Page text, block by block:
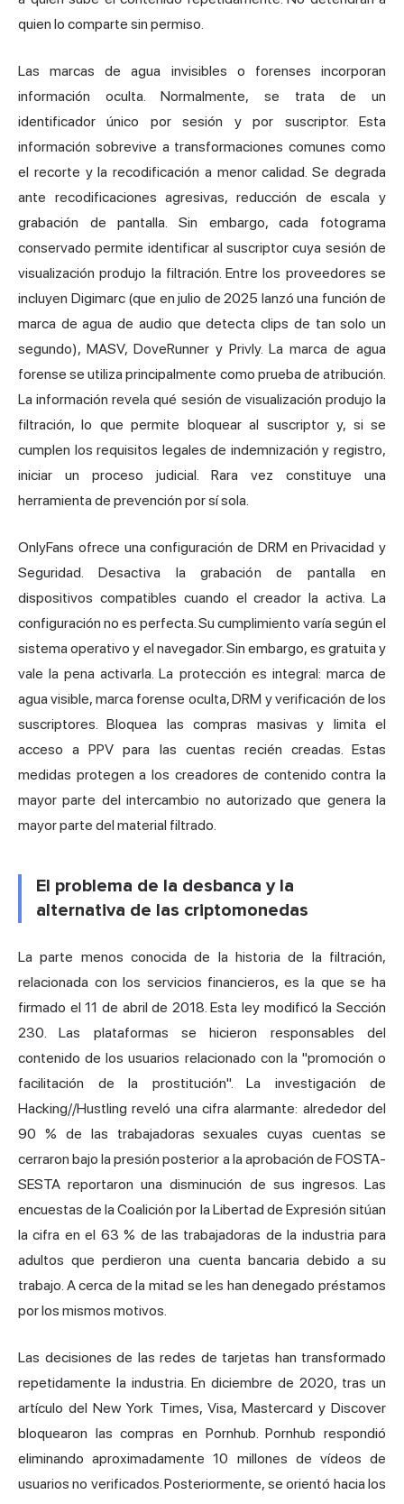
quien lo comparte sin permiso.
Las marcas de agua invisibles o forenses incorporan
información oculta. Normalmente, se trata de un
identificador único por sesión y por suscriptor. Esta
información sobrevive a transformaciones comunes como
el recorte y la recodificación a menor calidad. Se degrada
ante recodificaciones agresivas, reducción de escala y
grabación de pantalla. Sin embargo, cada fotograma
conservado permite identificar al suscriptor cuya sesión de
visualización produjo la filtración. Entre los proveedores se
incluyen Digimarc (que en julio de 2025 lanzó una función de
marca de agua de audio que detecta clips de tan solo un
segundo), MASV, DoveRunner y Privly. La marca de agua
forense se utiliza principalmente como prueba de atribución.
La información revela qué sesión de visualización produjo la
filtración, lo que permite bloquear al suscriptor y, si se
cumplen los requisitos legales de indemnización y registro,
iniciar un proceso judicial. Rara vez constituye una
herramienta de prevención por sí sola.
OnlyFans ofrece una configuración de DRM en Privacidad y
Seguridad. Desactiva la grabación de pantalla en
dispositivos compatibles cuando el creador la activa. La
configuración no es perfecta. Su cumplimiento varía según el
sistema operativo y el navegador. Sin embargo, es gratuita y
vale la pena activarla. La protección es integral: marca de
agua visible, marca forense oculta, DRM y verificación de los
suscriptores. Bloquea las compras masivas y limita el
acceso a PPV para las cuentas recién creadas. Estas
medidas protegen a los creadores de contenido contra la
mayor parte del intercambio no autorizado que genera la
mayor parte del material filtrado.
El problema de la desbanca y la
alternativa de las criptomonedas
La parte menos conocida de la historia de la filtración,
relacionada con los servicios financieros, es la que se ha
firmado el 11 de abril de 2018. Esta ley modificó la Sección
230. Las plataformas se hicieron responsables del
contenido de los usuarios relacionado con la "promoción o
facilitación de la prostitución". La investigación de
Hacking//Hustling reveló una cifra alarmante: alrededor del
90 % de las trabajadoras sexuales cuyas cuentas se
cerraron bajo la presión posterior a la aprobación de FOSTA-
SESTA reportaron una disminución de sus ingresos. Las
encuestas de la Coalición por la Libertad de Expresión sitúan
la cifra en el 63 % de las trabajadoras de la industria para
adultos que perdieron una cuenta bancaria debido a su
trabajo. A cerca de la mitad se les han denegado préstamos
por los mismos motivos.
Las decisiones de las redes de tarjetas han transformado
repetidamente la industria. En diciembre de 2020, tras un
artículo del New York Times, Visa, Mastercard y Discover
bloquearon las compras en Pornhub. Pornhub respondió
eliminando aproximadamente 10 millones de vídeos de
usuarios no verificados. Posteriormente, se orientó hacia los